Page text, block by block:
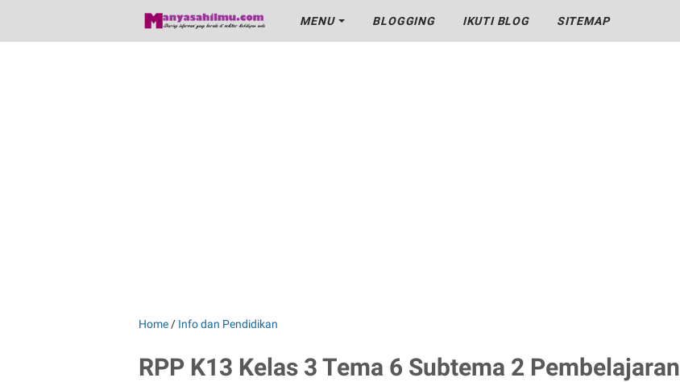
MENU BLOGGING IKUTI BLOG SITEMAP
Home / Info dan Pendidikan
RPP K13 Kelas 3 Tema 6 Subtema 2 Pembelajaran